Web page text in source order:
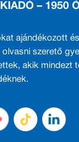
– 1950
ajándékozott
szerető
akik mindezt